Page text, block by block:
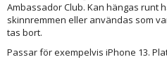
Ambassador Club. Kan hängas runt
skinnremmen eller användas som
tas bort.
Passar för exempelvis iPhone 13.